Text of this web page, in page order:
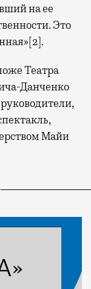
на ее
Это
Театра
Данченко
Майи